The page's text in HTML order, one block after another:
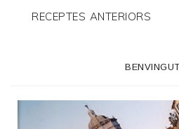
RECEPTES ANTERIORS